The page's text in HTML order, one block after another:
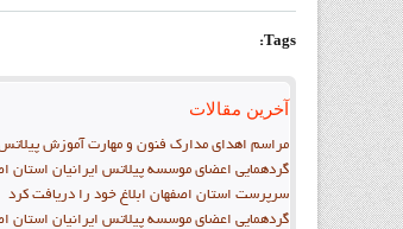
Tags:
آخرین مقالات
مراسم اهدای مدارک فنون و مهارت آموزش پیلاتس
گردهمایی اعضای موسسه پیلاتس ایرانیان استان
سرپرست استان اصفهان ابلاغ خود را دريافت کرد
گردهمایی اعضای موسسه پیلاتس ایرانیان استان